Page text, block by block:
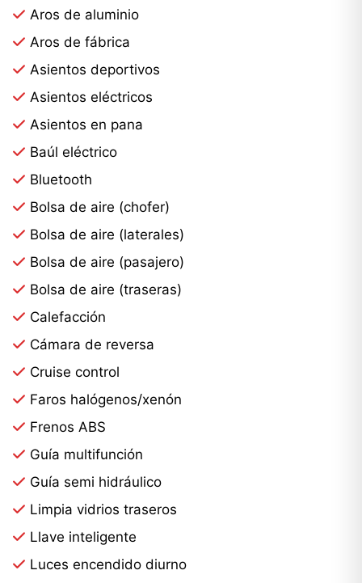
Aros de aluminio
Aros de fábrica
Asientos deportivos
Asientos eléctricos
Asientos en pana
Baúl eléctrico
Bluetooth
Bolsa de aire (chofer)
Bolsa de aire (laterales)
Bolsa de aire (pasajero)
Bolsa de aire (traseras)
Calefacción
Cámara de reversa
Cruise control
Faros halógenos/xenón
Frenos ABS
Guía multifunción
Guía semi hidráulico
Limpia vidrios traseros
Llave inteligente
Luces encendido diurno